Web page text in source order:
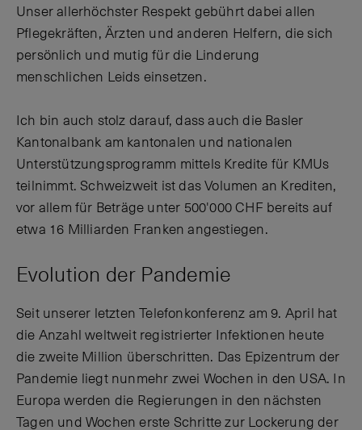
Unser allerhöchster Respekt gebührt dabei allen
Pflegekräften, Ärzten und anderen Helfern, die sich
persönlich und mutig für die Linderung
menschlichen Leids einsetzen.
Ich bin auch stolz darauf, dass auch die Basler
Kantonalbank am kantonalen und nationalen
Unterstützungsprogramm mittels Kredite für KMUs
teilnimmt. Schweizweit ist das Volumen an Krediten,
vor allem für Beträge unter 500'000 CHF bereits auf
etwa 16 Milliarden Franken angestiegen.
Evolution der Pandemie
Seit unserer letzten Telefonkonferenz am 9. April hat
die Anzahl weltweit registrierter Infektionen heute
die zweite Million überschritten. Das Epizentrum der
Pandemie liegt nunmehr zwei Wochen in den USA. In
Europa werden die Regierungen in den nächsten
Tagen und Wochen erste Schritte zur Lockerung der